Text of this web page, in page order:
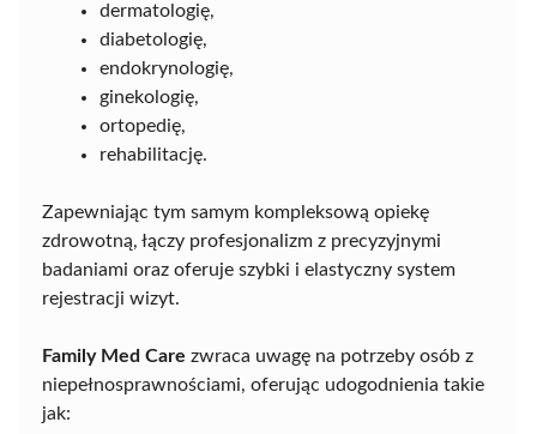
dermatologię,
diabetologię,
endokrynologię,
ginekologię,
ortopedię,
rehabilitację.
Zapewniając tym samym kompleksową opiekę
zdrowotną, łączy profesjonalizm z precyzyjnymi
badaniami oraz oferuje szybki i elastyczny system
rejestracji wizyt.
Family Med Care zwraca uwagę na potrzeby osób z
niepełnosprawnościami, oferując udogodnienia takie
jak: